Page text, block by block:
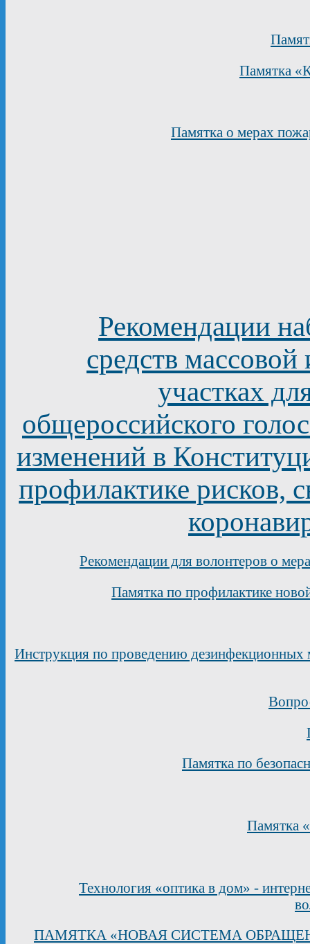
Памятка
Памятка о мерах
Рекомендации
средств
участках
общероссийского
изменений в
профилактике рисков,
Рекомендации для волонтеров о
Памятка по профилактике
Инструкция по проведению дезинфекционных
Памятка по
Памятка
Технология «оптика в дом» -
ПАМЯТКА «НОВАЯ СИСТЕМА